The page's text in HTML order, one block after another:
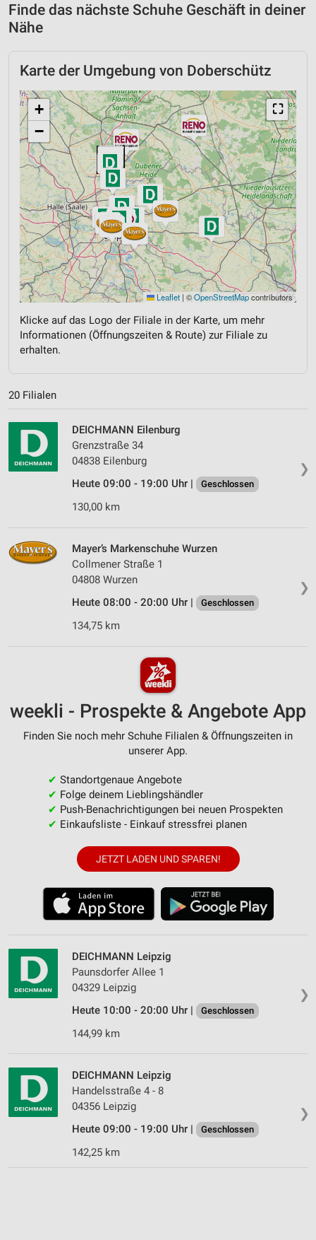
Finde das nächste Schuhe Geschäft in deiner
Nähe
Karte der Umgebung von Doberschütz
⛶
+
−
Leaflet | ©OpenStreetMapcontributors
Klicke auf das Logo der Filiale in der Karte, um mehr
Informationen (Öffnungszeiten & Route) zur Filiale zu
erhalten.
20 Filialen
❯
DEICHMANN Eilenburg
Grenzstraße 34
04838 Eilenburg
Heute 09:00 - 19:00 Uhr |
Geschlossen
130,00 km
❯
Mayer’s Markenschuhe Wurzen
Collmener Straße 1
04808 Wurzen
Heute 08:00 - 20:00 Uhr |
Geschlossen
134,75 km
weekli - Prospekte & Angebote App
Finden Sie noch mehr Schuhe Filialen & Öffnungszeiten in
unserer App.
✔ Standortgenaue Angebote
✔ Folge deinem Lieblingshändler
✔ Push-Benachrichtigungen bei neuen Prospekten
✔ Einkaufsliste - Einkauf stressfrei planen
JETZT LADEN UND SPAREN!
❯
DEICHMANN Leipzig
Paunsdorfer Allee 1
04329 Leipzig
Heute 10:00 - 20:00 Uhr |
Geschlossen
144,99 km
❯
DEICHMANN Leipzig
Handelsstraße 4 - 8
04356 Leipzig
Heute 09:00 - 19:00 Uhr |
Geschlossen
142,25 km